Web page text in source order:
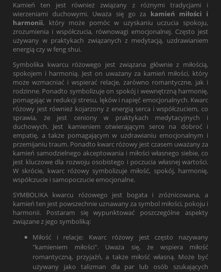
Kamień ten jest również związany z różnymi tradycjami i
wierzeniami duchowymi. Uważa się go za kamień miłości i
harmonii, który może pomóc w uzyskaniu uczucia spokoju,
zrozumienia i współczucia, równowagi emocjonalnej. Często jest
używany w praktykach związanych z medytacją, uzdrawianiem
energią czy w feng shui.
Symbolika kwarcu różowego jest związana głównie z miłością,
spokojem i harmonią. Jest on uważany za kamień miłości, który
może wzmacniać i wspierać relacje, zarówno romantyczne, jak i
rodzinne. Ponadto symbolizuje on spokój i wewnętrzną harmonię,
pomagając w redukcji stresu, lęków i napięć emocjonalnych. Kwarc
różowy jest również kojarzony z energią serca i współczuciem, co
sprawia, że jest ceniony w praktykach medytacyjnych i
duchowych. Jest kamieniem otwierającym serce na dobroć i
empatię, a także pomagającym w uzdrawianiu emocjonalnym i
przemijaniu traum. Ponadto kwarc różowy jest czasem uważany za
kamień samodzielnego akceptowania i miłości własnego siebie, co
jest kluczowe dla rozwoju osobistego i poczucia własnej wartości.
W skrócie, kwarc różowy symbolizuje miłość, spokój, harmonię,
współczucie i samopoczucie emocjonalne.
SYMBOLIKA kwarcu różowego jest bogata i zróżnicowana, a
kamień ten jest powszechnie uznawany za symbol miłości, pokoju i
harmonii. Postaram się wypunktować poszczególne aspekty
związane z jego symboliką:
Miłość i relacje: Kwarc różowy jest często nazywany
"kamieniem miłości". Uważa się, że wspiera miłość
romantyczną, przyjaźń, a także miłość własną. Może być
używany jako talizman dla par lub osób szukających